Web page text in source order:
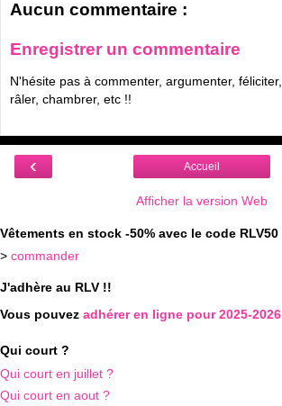
Aucun commentaire :
Enregistrer un commentaire
N'hésite pas à commenter, argumenter, féliciter,
râler, chambrer, etc !!
‹ Accueil
Afficher la version Web
Vêtements en stock -50% avec le code RLV50
> commander
J'adhère au RLV !!
Vous pouvez adhérer en ligne pour 2025-2026
Qui court ?
Qui court en juillet ?
Qui court en aout ?